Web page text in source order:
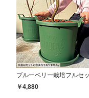
ブルーベリー栽培フルセ
￥4,880